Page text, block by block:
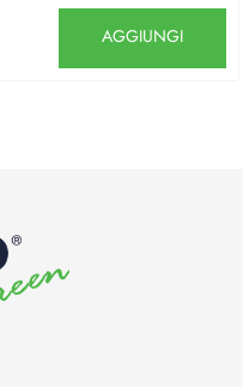
AGGIUNGI